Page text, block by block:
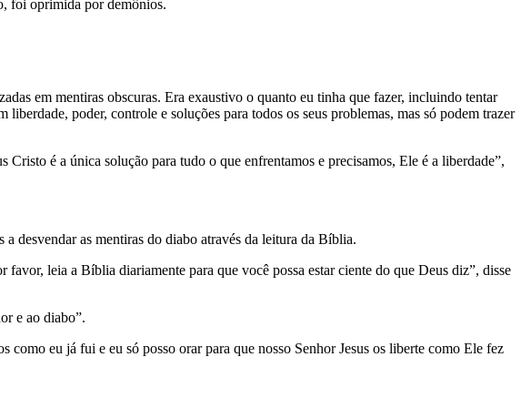
foi oprimida por demônios.
em mentiras obscuras. Era exaustivo o quanto eu tinha que fazer, incluindo tentar
poder, controle e soluções para todos os seus problemas, mas só podem trazer
é a única solução para tudo o que enfrentamos e precisamos, Ele é a liberdade”,
a desvendar as mentiras do diabo através da leitura da Bíblia.
leia a Bíblia diariamente para que você possa estar ciente do que Deus diz”, disse
e ao diabo”.
eu já fui e eu só posso orar para que nosso Senhor Jesus os liberte como Ele fez